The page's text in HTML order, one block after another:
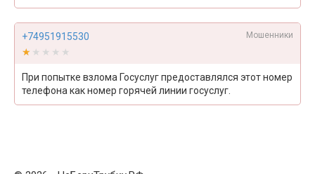
+74951915530 Мошенники
★★★★★
★★★★★
При попытке взлома Госуслуг предоставлялся этот номер
телефона как номер горячей линии госуслуг.